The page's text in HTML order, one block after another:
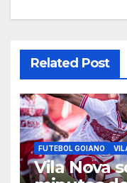
Related Post
FUTEBOL GOIANO
Vila Nova